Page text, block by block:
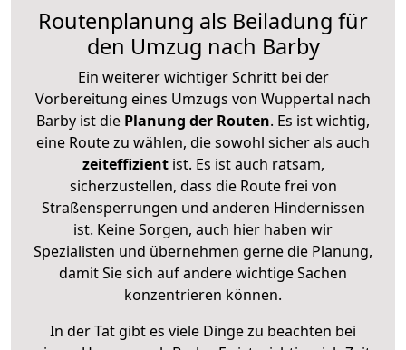
Routenplanung als Beiladung für
den Umzug nach Barby
Ein weiterer wichtiger Schritt bei der
Vorbereitung eines Umzugs von Wuppertal nach
Barby ist die Planung der Routen. Es ist wichtig,
eine Route zu wählen, die sowohl sicher als auch
zeiteffizientist. Es ist auch ratsam,
sicherzustellen, dass die Route frei von
Straßensperrungen und anderen Hindernissen
ist. Keine Sorgen, auch hier haben wir
Spezialisten und übernehmen gerne die Planung,
damit Sie sich auf andere wichtige Sachen
konzentrieren können.
In der Tat gibt es viele Dinge zu beachten bei